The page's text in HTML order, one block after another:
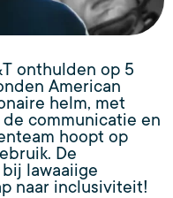
onthulden op 5
American
helm, met
communicatie en
hoopt op
De
lawaaiige
naar inclusiviteit!